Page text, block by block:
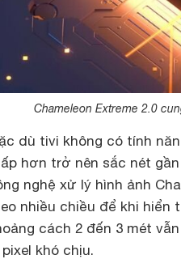
Chameleon Extreme 2.0
dù tivi không có tính
hơn trở nên sắc nét
nghệ xử lý hình ảnh
nhiều chiều để khi
cách 2 đến 3 mét
pixel khó chịu.